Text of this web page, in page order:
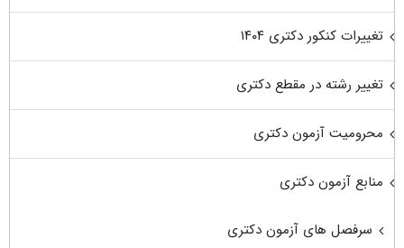
تغییرات کنکور دکتری ۱۴۰۴
تغییر رشته در مقطع دکتری
محرومیت آزمون دکتری
منابع آزمون دکتری
سرفصل های آزمون دکتری